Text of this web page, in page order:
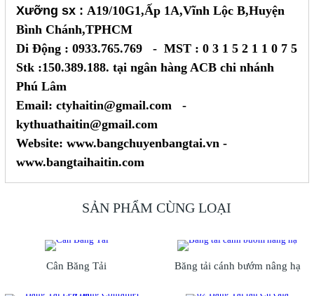
Xưỡng sx : A19/10G1,Ấp 1A,Vĩnh Lộc B,Huyện
Bình Chánh,TPHCM
Di Động : 0933.765.769 - MST : 0 3 1 5 2 1 1 0 7 5
Stk :150.389.188. tại ngân hàng ACB chi nhánh
Phú Lâm
Email: ctyhaitin@gmail.com -
kythuathaitin@gmail.com
Website: www.bangchuyenbangtai.vn -
www.bangtaihaitin.com
SẢN PHẨM CÙNG LOẠI
Cân Băng Tải Băng tải cánh bướm nâng hạ